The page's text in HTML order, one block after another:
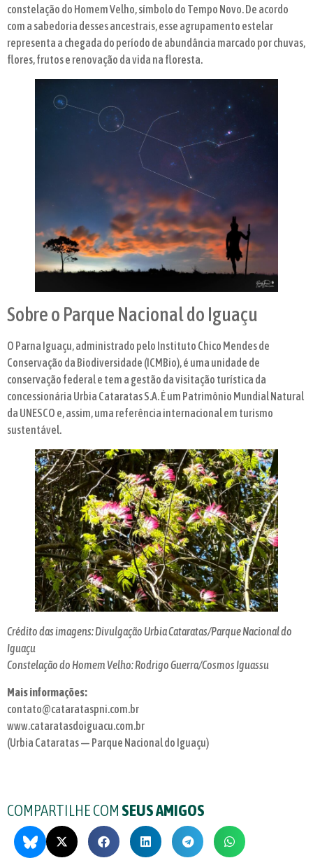
constelação do Homem Velho, símbolo do Tempo Novo. De acordo
com a sabedoria desses ancestrais, esse agrupamento estelar
representa a chegada do período de abundância marcado por chuvas,
flores, frutos e renovação da vida na floresta.
Sobre o Parque Nacional do Iguaçu
O Parna Iguaçu, administrado pelo Instituto Chico Mendes de
Conservação da Biodiversidade (ICMBio), é uma unidade de
conservação federal e tem a gestão da visitação turística da
concessionária Urbia Cataratas S.A. É um Patrimônio Mundial Natural
da UNESCO e, assim, uma referência internacional em turismo
sustentável.
Crédito das imagens: Divulgação Urbia Cataratas/Parque Nacional do
Iguaçu
Constelação do Homem Velho: Rodrigo Guerra/Cosmos Iguassu
Mais informações:
contato@catarataspni.com.br
www.cataratasdoiguacu.com.br
(Urbia Cataratas — Parque Nacional do Iguaçu)
COMPARTILHE COM SEUS AMIGOS